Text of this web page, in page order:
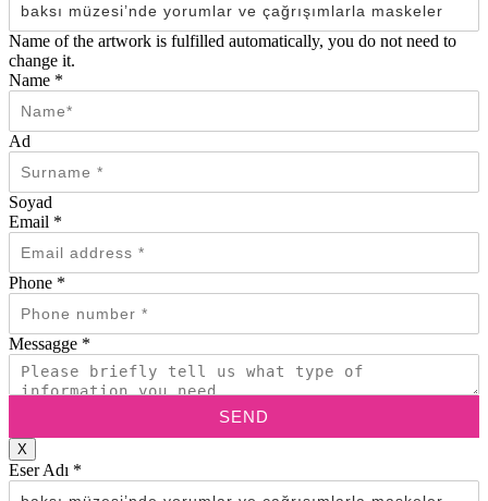
Name of the artwork is fulfilled automatically, you do not need to
change it.
Name *
Ad
Soyad
Email *
Phone *
Messagge *
SEND
X
Eser Adı *